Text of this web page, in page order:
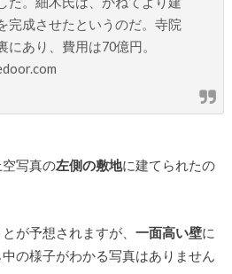
完成させたというのだ。寺院
にあり、費用は70億円。
写真の左側の敷地に建てられたの
が予想されますが、 一面高い壁に
の様子がわかる写真はありません